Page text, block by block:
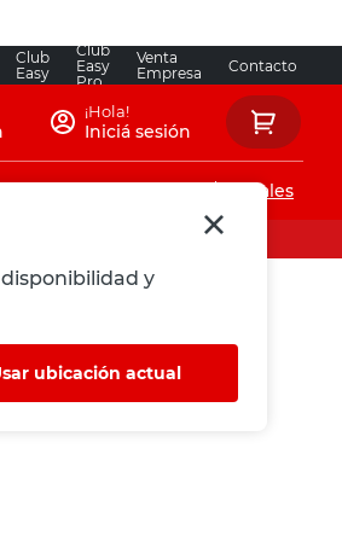
Club
Easy
Club
Easy
Pro
Venta
Empresa
Contacto
y
ubicación actual
¡Hola!
Iniciá sesión
Locales